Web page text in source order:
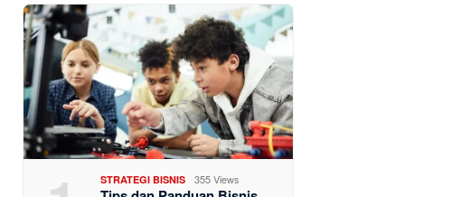
STRATEGI BISNIS 355 Views